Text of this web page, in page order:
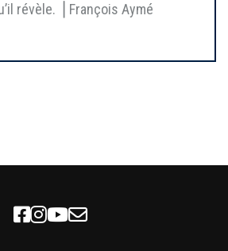
révèle. ⎥ François Aymé
Facebook
Instagram
Youtube
Newsletter